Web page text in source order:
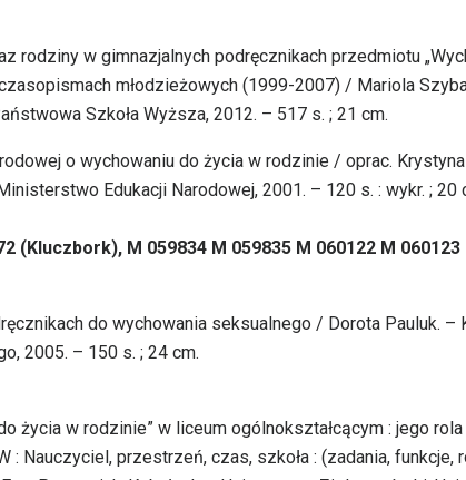
rodziny w gimnazjalnych podręcznikach przedmiotu
młodzieżowych (1999-2007) / Mariola
Szkoła Wyższa, 2012. – 517 s. ; 21 cm.
o wychowaniu do życia w rodzinie / oprac.
Edukacji Narodowej, 2001. – 120 s. : wykr. ;
(Kluczbork), M 059834 M 059835 M 060122 M
do wychowania seksualnego / Dorota Pauluk. –
2005. – 150 s. ; 24 cm.
życia w rodzinie” w liceum ogólnokształcącym : jego
: Nauczyciel, przestrzeń, czas, szkoła : (zadania, funkcje,